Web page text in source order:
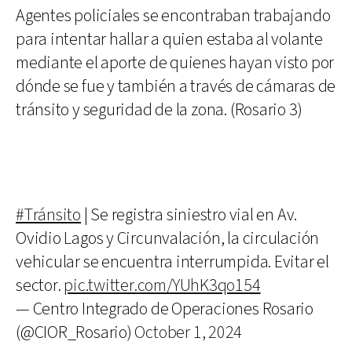
Agentes policiales se encontraban trabajando
para intentar hallar a quien estaba al volante
mediante el aporte de quienes hayan visto por
dónde se fue y también a través de cámaras de
tránsito y seguridad de la zona. (Rosario 3)
#Tránsito | Se registra siniestro vial en Av.
Ovidio Lagos y Circunvalación, la circulación
vehicular se encuentra interrumpida. Evitar el
sector. pic.twitter.com/YUhK3qo154
— Centro Integrado de Operaciones Rosario
(@CIOR_Rosario) October 1, 2024